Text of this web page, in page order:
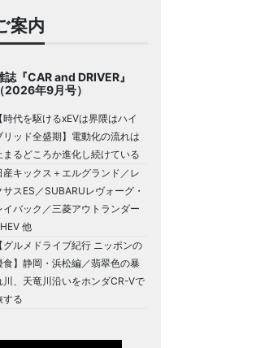
案内
誌『CAR and DRIVER』
（2026年9月号）
【時代を駆けるxEVは界隈はハイ
リッド全盛期】電動化の流れは
まるどころか進化し続けている
産キックス＋エルグランド／レ
サスES／SUBARUレヴォーグ・
イバック／三菱アウトランダー
他
【グルメドライブ紀行 ニッポンの
食】静岡・浜松編／翡翠色の暴
川、天竜川沿いをホンダCR-Vで
する